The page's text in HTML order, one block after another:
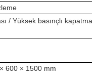
/ Yüksek basınçlı kapatma
600 × 1500 mm